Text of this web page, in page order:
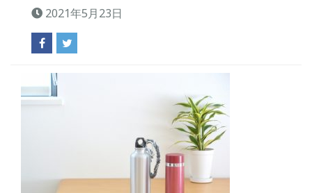
2021年5月23日